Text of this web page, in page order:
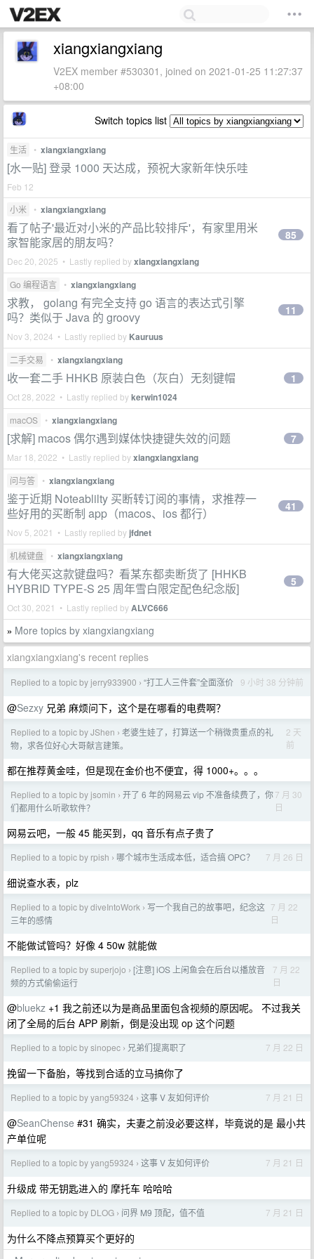
xiangxiangxiang
V2EX member #530301, joined on 2021-01-25 11:27:37
+08:00
Switch topics list
生活 • xiangxiangxiang
[水一贴] 登录 1000 天达成，预祝大家新年快乐哇
Feb 12
小米
• xiangxiangxiang
看了帖子'最近对小米的产品比较排斥'，有家里用米
家智能家居的朋友吗？
Dec 20, 2025 • Lastly replied byxiangxiangxiang
85
Go 编程语言 • xiangxiangxiang
求教， golang 有完全支持 go 语言的表达式引擎
吗？类似于 Java 的 groovy
Nov 3, 2024 • Lastly replied by Kauruus
11
二手交易 • xiangxiangxiang
收一套二手 HHKB 原装白色（灰白）无刻键帽
Oct 28, 2022 • Lastly replied bykerwin1024
1
macOS • xiangxiangxiang
[求解] macos 偶尔遇到媒体快捷键失效的问题
Mar 18, 2022 • Lastly replied byxiangxiangxiang
7
问与答 • xiangxiangxiang
鉴于近期 Noteablilty 买断转订阅的事情，求推荐一
些好用的买断制 app（macos、ios 都行）
Nov 5, 2021 • Lastly replied by jfdnet
41
机械键盘 • xiangxiangxiang
有大佬买这款键盘吗？看某东都卖断货了 [HHKB
HYBRID TYPE-S 25 周年雪白限定配色纪念版]
Oct 30, 2021 • Lastly replied byALVC666
5
» More topics by xiangxiangxiang
xiangxiangxiang's recent replies
Replied to a topic by jerry933900 › “打工人三件套”全面涨价 9 小时 38 分钟前
@Sezxy 兄弟 麻烦问下，这个是在哪看的电费啊？
Replied to a topic by JShen › 老婆生娃了，打算送一个稍微贵重点的礼
物，求各位好心大哥献言建策。
2 天
前
都在推荐黄金哇，但是现在金价也不便宜，得 1000+。。。
Replied to a topic by jsomin › 开了 6 年的网易云 vip 不准备续费了，你
们都用什么听歌软件？
7 月 30
日
网易云吧，一般 45 能买到，qq 音乐有点子贵了
Replied to a topic by rpish › 哪个城市生活成本低，适合搞 OPC？ 7 月 26 日
细说查水表，plz
Replied to a topic by diveIntoWork › ​写一个我自己的故事吧，纪念这
三年的感情
7 月 22
日
不能做试管吗？好像 4 50w 就能做
Replied to a topic by superjojo › [注意] iOS 上闲鱼会在后台以播放音
频的方式偷偷运行
7 月 22
日
@bluekz +1 我之前还以为是商品里面包含视频的原因呢。 不过我关
闭了全局的后台 APP 刷新，倒是没出现 op 这个问题
Replied to a topic by sinopec › 兄弟们提离职了 7 月 22 日
挽留一下备胎，等找到合适的立马搞你了
Replied to a topic by yang59324 › 这事 V 友如何评价 7 月 21 日
@SeanChense #31 确实，夫妻之前没必要这样，毕竟说的是 最小共
产单位呢
Replied to a topic by yang59324 › 这事 V 友如何评价 7 月 21 日
升级成 带无钥匙进入的 摩托车 哈哈哈
Replied to a topic by DLOG › 问界 M9 顶配，值不值 7 月 21 日
为什么不降点预算买个更好的